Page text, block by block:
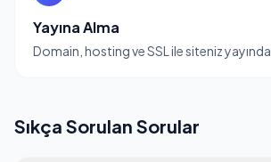
Yayına Alma
Domain, hosting ve SSL ile siteniz yayında.
Sıkça Sorulan Sorular